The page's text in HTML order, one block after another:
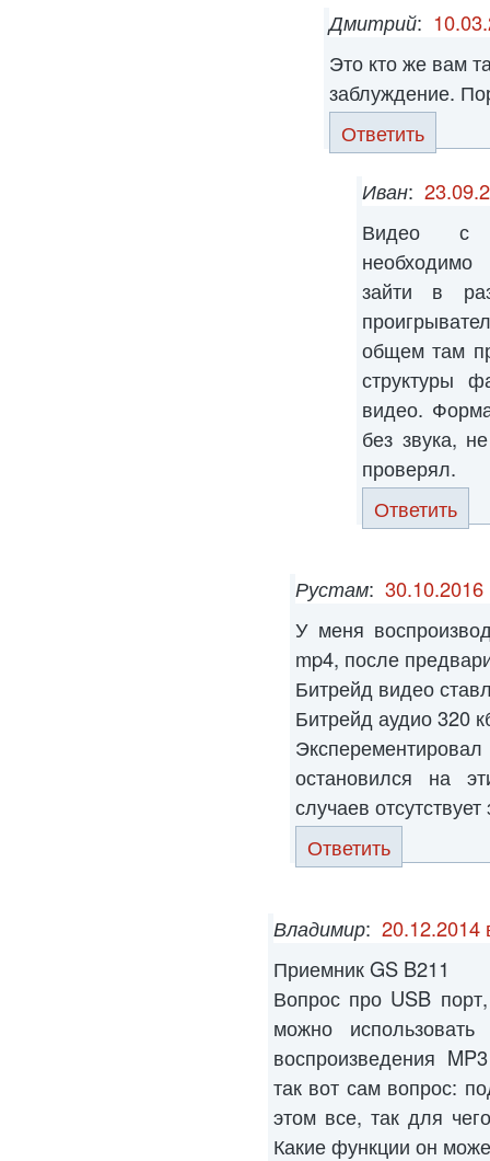
Дмитрий:
Это кто же вам
заблуждение.
Ответить
Иван:
Видео с
зайти в
общем там
структуры
видео.
без звука,
проверял.
Ответить
Рустам: 30.10.2016
У меня
mp4, после
Битрейд видео
Битрейд аудио 320
остановился на
случаев отсутствует
Ответить
Владимир: 20.12.2014
Приемник GS B211
Вопрос про USB
можно
воспроизведения
так вот сам вопрос:
этом все, так для
Какие функции он